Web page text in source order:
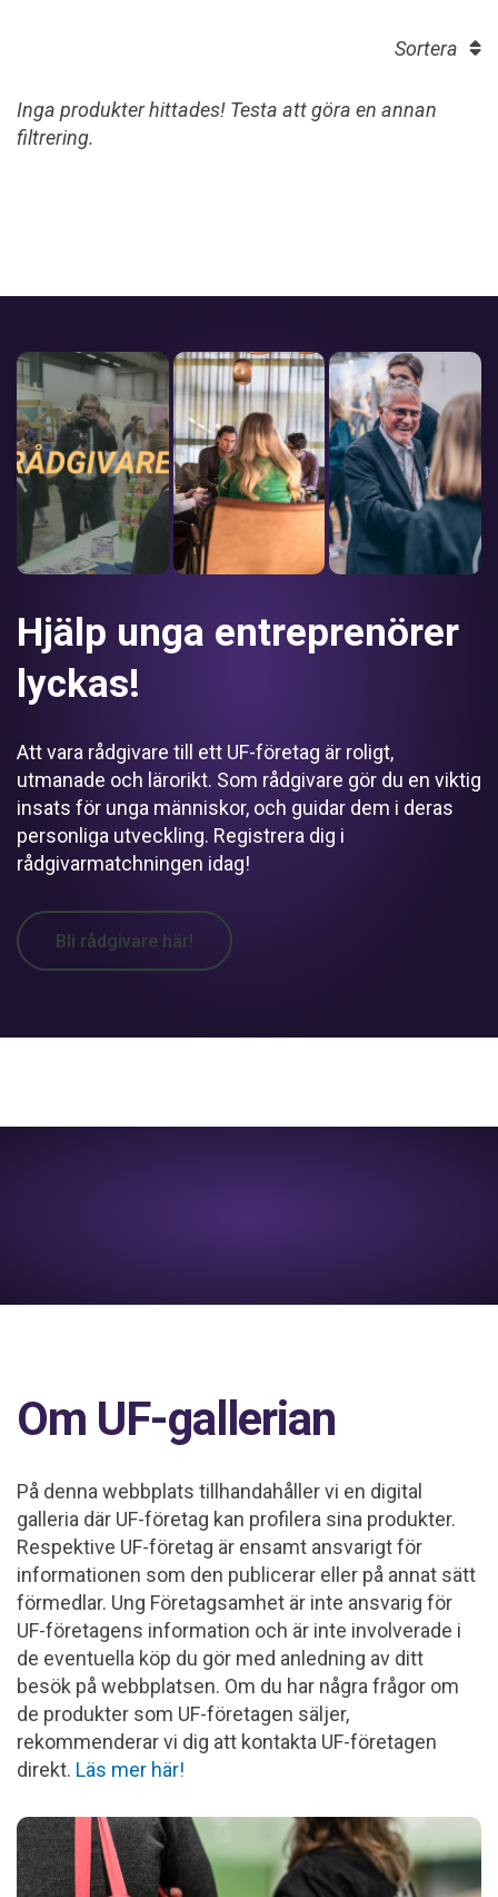
Sortera
Inga produkter hittades! Testa att göra en annan
filtrering.
Hjälp unga entreprenörer
lyckas!
Att vara rådgivare till ett UF-företag är roligt,
utmanade och lärorikt. Som rådgivare gör du en viktig
insats för unga människor, och guidar dem i deras
personliga utveckling. Registrera dig i
rådgivarmatchningen idag!
Bli rådgivare här!
Om UF-gallerian
På denna webbplats tillhandahåller vi en digital
galleria där UF-företag kan profilera sina produkter.
Respektive UF-företag är ensamt ansvarigt för
informationen som den publicerar eller på annat sätt
förmedlar. Ung Företagsamhet är inte ansvarig för
UF-företagens information och är inte involverade i
de eventuella köp du gör med anledning av ditt
besök på webbplatsen. Om du har några frågor om
de produkter som UF-företagen säljer,
rekommenderar vi dig att kontakta UF-företagen
direkt. Läs mer här!